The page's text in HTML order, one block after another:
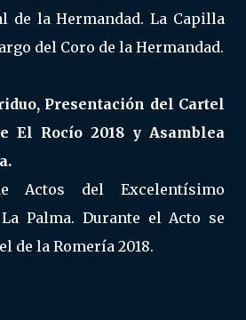
de la Hermandad. La Capilla
del Coro de la Hermandad.
Presentación del Cartel
El Rocío 2018 y Asamblea
Actos del Excelentísimo
Palma. Durante el Acto se
de la Romería 2018.